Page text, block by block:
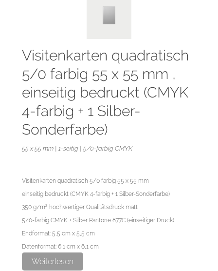
Visitenkarten quadratisch
5/0 farbig 55 x 55 mm ,
einseitig bedruckt (CMYK
4-farbig + 1 Silber-
Sonderfarbe)
55 x 55 mm | 1-seitig | 5/0-farbig CMYK
Visitenkarten quadratisch 5/0 farbig 55 x 55 mm
einseitig bedruckt (CMYK 4-farbig + 1 Silber-Sonderfarbe)
350 g/m² hochwertiger Qualitätsdruck matt
5/0-farbig CMYK + Silber Pantone 877C (einseitiger Druck)
Endformat: 5,5 cm x 5,5 cm
Datenformat: 6,1 cm x 6,1 cm
Weiterlesen